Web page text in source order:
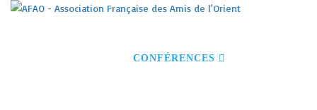
CONFÉRENCES